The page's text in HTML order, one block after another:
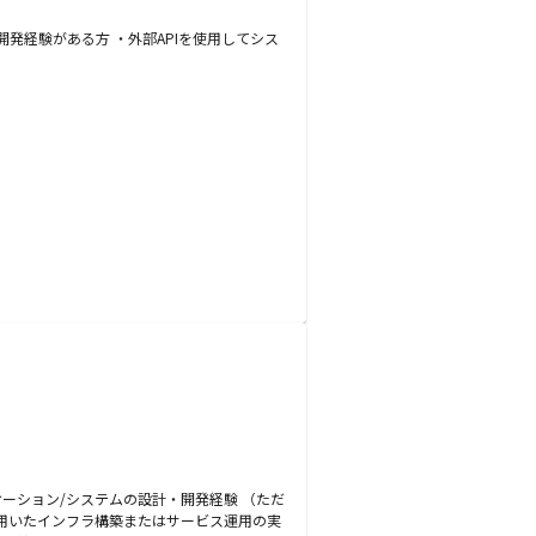
経験がある方 ・外部APIを使用してシス
ション/システムの設計・開発経験 （ただ
いたインフラ構築またはサービス運用の実